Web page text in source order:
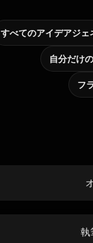
すべてのアイデアジェ
フ
執